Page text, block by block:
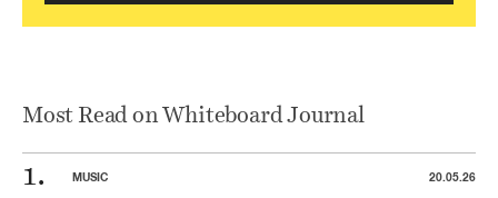
Most Read on Whiteboard Journal
MUSIC 20.05.26